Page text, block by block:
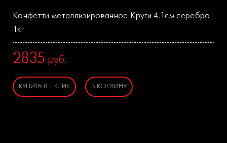
Конфетти металлизированное Круги 4.1см серебро
1кг
2835 руб.
КУПИТЬ В 1 КЛИК В КОРЗИНУ